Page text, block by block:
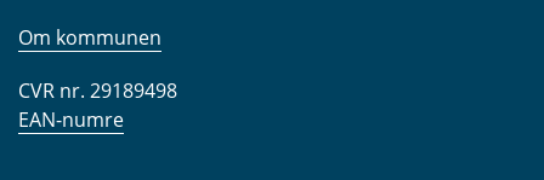
Om kommunen
CVR nr. 29189498
EAN-numre